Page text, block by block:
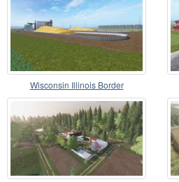
Wisconsin Illinois Border